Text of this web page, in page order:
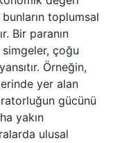
toplumsal
Bir paranın
simgeler, çoğu
Örneğin,
yer alan
gücünü
yakın
ulusal